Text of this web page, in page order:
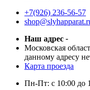
+7(926) 236-56-57
Наш адрес -
Московская
данному адресу
Карта проезда
Пн-Пт: с 10:00 до